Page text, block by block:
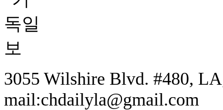
3055 Wilshire Blvd. #480,
mail:chdailyla@gmail.com